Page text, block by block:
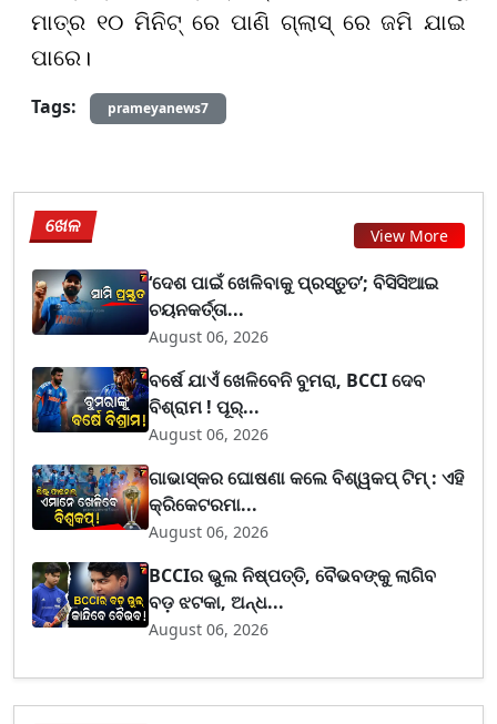
ମାତ୍ର ୧୦ ମିନିଟ୍ ରେ ପାଣି ଗ୍ଲାସ୍ ରେ ଜମି ଯାଇ
ପାରେ।
Tags:
prameyanews7
ଖେଳ View More
‘ଦେଶ ପାଇଁ ଖେଳିବାକୁ ପ୍ରସ୍ତୁତ’; ବିସିସିଆଇ
ଚୟନକର୍ତ୍ତା...
August 06, 2026
ବର୍ଷେ ଯାଏଁ ଖେଳିବେନି ବୁମରା, BCCI ଦେବ
ବିଶ୍ରାମ ! ପୂର୍...
August 06, 2026
ଗାଭାସ୍କର ଘୋଷଣା କଲେ ବିଶ୍ୱକପ୍ ଟିମ୍ : ଏହି
କ୍ରିକେଟରମା...
August 06, 2026
BCCIର ଭୁଲ ନିଷ୍ପତ୍ତି, ବୈଭବଙ୍କୁ ଲାଗିବ
ବଡ଼ ଝଟକା, ଅନ୍ଧ...
August 06, 2026